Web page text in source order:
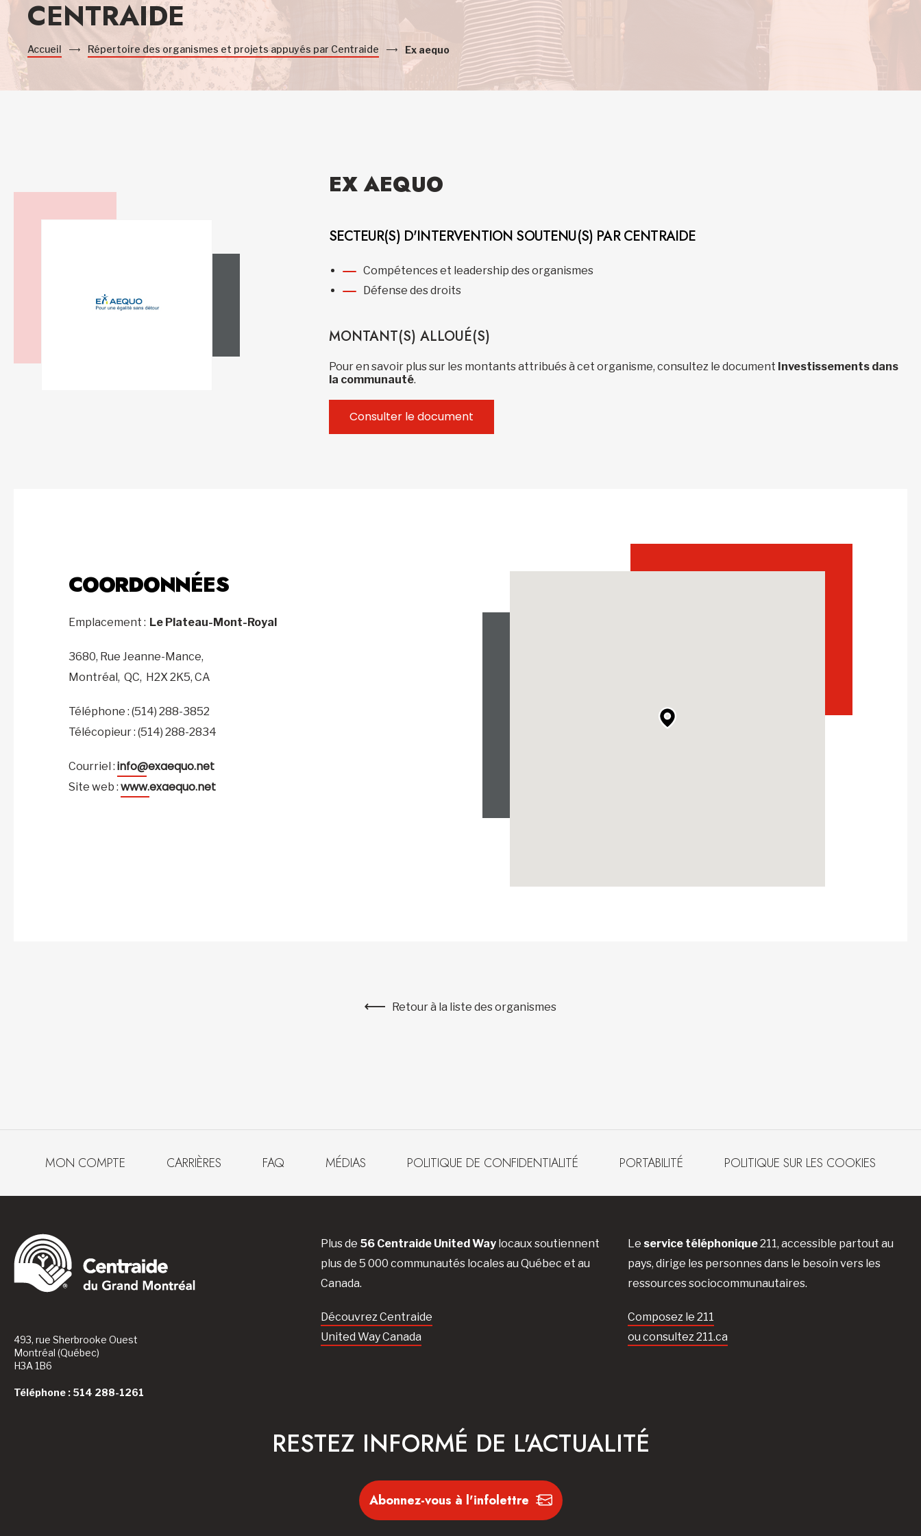
CENTRAIDE
Accueil Répertoire des organismes et projets appuyés par Centraide Ex aequo
EX AEQUO
SECTEUR(S) D'INTERVENTION SOUTENU(S) PAR CENTRAIDE
Compétences et leadership des organismes
Défense des droits
MONTANT(S) ALLOUÉ(S)
Pour en savoir plus sur les montants attribués à cet organisme, consultez le document Investissements dans
la communauté.
Consulter le document
COORDONNÉES
Emplacement : Le Plateau-Mont-Royal
3680, Rue Jeanne-Mance,
Montréal, QC, H2X 2K5, CA
Téléphone : (514) 288-3852
Télécopieur : (514) 288-2834
Courriel : info@exaequo.net
Site web : www.exaequo.net
Retour à la liste des organismes
MON COMPTE CARRIÈRES FAQ MÉDIAS POLITIQUE DE CONFIDENTIALITÉ PORTABILITÉ POLITIQUE SUR LES COOKIES
493, rue Sherbrooke Ouest
Montréal (Québec)
H3A 1B6
Téléphone : 514 288-1261
Plus de 56 Centraide United Waylocaux soutiennent
plus de 5 000 communautés locales au Québec et au
Canada.
Découvrez Centraide
United Way Canada
Le service téléphonique211, accessible partout au
pays, dirige les personnes dans le besoin vers les
ressources sociocommunautaires.
Composez le 211
ou consultez 211.ca
RESTEZ INFORMÉ DE L'ACTUALITÉ
Abonnez-vous à l'infolettre